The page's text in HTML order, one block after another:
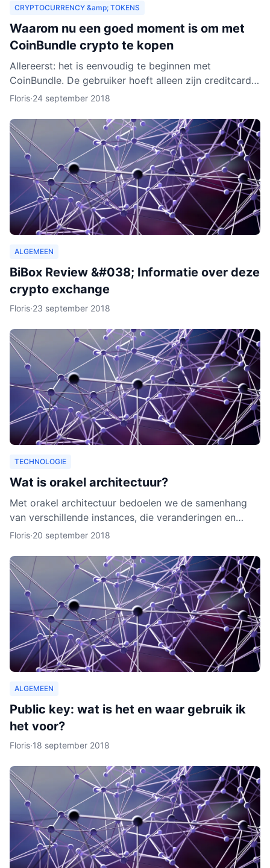
CRYPTOCURRENCY &amp; TOKENS
Waarom nu een goed moment is om met
CoinBundle crypto te kopen
Allereerst: het is eenvoudig te beginnen met
CoinBundle. De gebruiker hoeft alleen zijn creditcard
te gebruiken of bankinformatie op te geven, een paar
Floris·24 september 2018
ALGEMEEN
BiBox Review &#038; Informatie over deze
crypto exchange
Floris·23 september 2018
TECHNOLOGIE
Wat is orakel architectuur?
Met orakel architectuur bedoelen we de samenhang
van verschillende instances, die veranderingen en
activiteiten in het netwerk noteren. Een orakel is erg
Floris·20 september 2018
ALGEMEEN
Public key: wat is het en waar gebruik ik
het voor?
Floris·18 september 2018